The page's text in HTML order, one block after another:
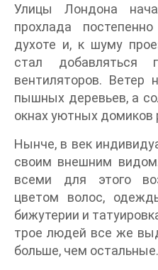
Улицы Лондона
прохлада
духоте и, к шуму
стал добавляться
вентиляторов. Ветер
пышных деревьев, а
окнах уютных
Нынче, в век
своим внешним
всеми для этого
цветом волос,
бижутерии и
трое людей все же
больше, чем остальные.